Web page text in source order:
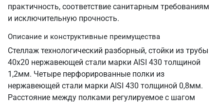
практичность, соответствие санитарным требованиям
и исключительную прочность.
Описание и конструктивные преимущества
Стеллаж технологический разборный, стойки из трубы
40х20 нержавеющей стали марки AISI 430 толщиной
1,2мм. Четыре перфорированные полки из
нержавеющей стали марки AISI 430 толщиной 0,8мм.
Расстояние между полками регулируемое с шагом